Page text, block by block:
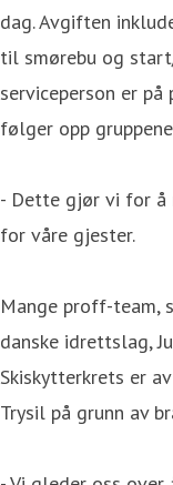
dag. Avgiften
til smørebu og
serviceperson er
følger opp
- Dette gjør vi for å
for våre gjester.
Mange proff-team,
danske idrettslag,
Skiskytterkrets er
Trysil på grunn av